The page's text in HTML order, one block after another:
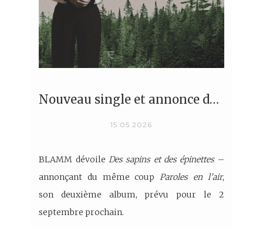
Nouveau single et annonce du lancement de BLAMM!
15.05.2026
BLAMM dévoile Des sapins et des épinettes–
annonçant du même coupParoles en l’air,
son deuxième album, prévu pour le 2
septembre prochain.